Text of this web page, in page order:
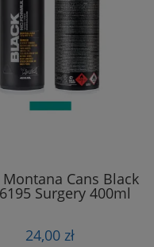
Montana Cans Black
Surgery 400ml
24,00 zł